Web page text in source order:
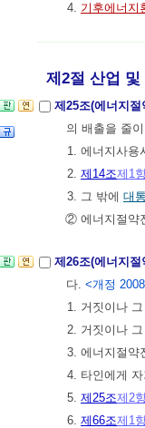
4. 기후에너지
제2절 산업 및
제25조(에너지
의 배출을 줄
1. 에너지사용
2. 제14조제1
3. 그 밖에 대
② 에너지절약
제26조(에너지
다. <개정
1. 거짓이나
2. 거짓이나
3. 에너지절약
4. 타인에게
5. 제25조제2
6. 제66조제1